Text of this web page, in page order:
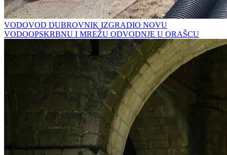
VODOVOD DUBROVNIK IZGRADIO NOVU
VODOOPSKRBNU I MREŽU ODVODNJE U ORAŠCU